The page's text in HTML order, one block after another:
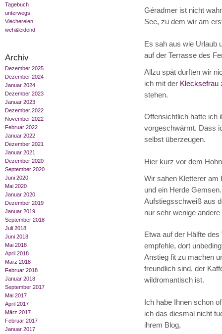
Tagebuch
unterwegs
Viechereien
weh&leidend
Archiv
Dezember 2025
Dezember 2024
Januar 2024
Dezember 2023
Januar 2023
Dezember 2022
November 2022
Februar 2022
Januar 2022
Dezember 2021
Januar 2021
Dezember 2020
September 2020
Juni 2020
Mai 2020
Januar 2020
Dezember 2019
Januar 2019
September 2018
Juli 2018
Juni 2018
Mai 2018
April 2018
März 2018
Februar 2018
Januar 2018
September 2017
Mai 2017
April 2017
März 2017
Februar 2017
Januar 2017
Géradmer ist nicht
See, zu dem wir am
Es sah aus wie Urlaub
auf der Terrasse des
Allzu spät durften wir
ich mit der Klecksefrau
stehen.
Offensichtlich hatte ich
vorgeschwärmt. Dass
selbst überzeugen.
Hier kurz vor dem
Wir sahen Kletterer am
und ein Herde
Aufstiegsschweiß aus
nur sehr wenige andere
Etwa auf der Hälfte des
empfehle, dort
Anstieg fit zu machen
freundlich sind, der
wildromantisch ist.
Ich habe Ihnen schon
ich das diesmal nicht
ihrem Blog,